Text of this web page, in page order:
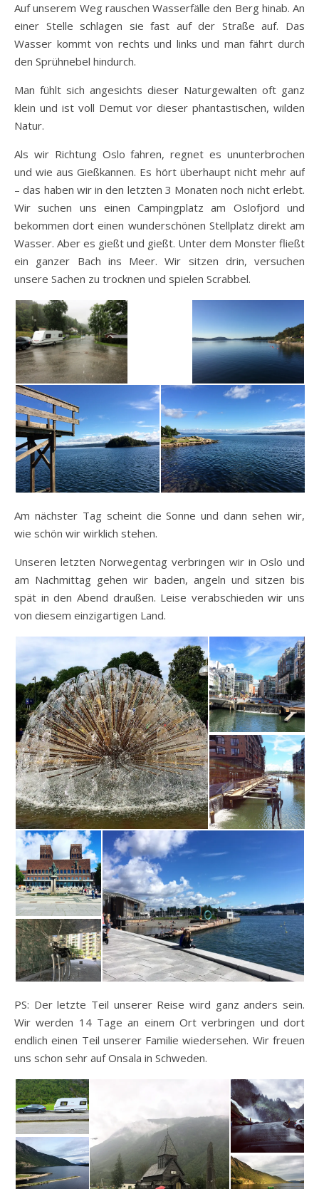
Auf unserem Weg rauschen Wasserfälle den Berg hinab. An
einer Stelle schlagen sie fast auf der Straße auf. Das
Wasser kommt von rechts und links und man fährt durch
den Sprühnebel hindurch.
Man fühlt sich angesichts dieser Naturgewalten oft ganz
klein und ist voll Demut vor dieser phantastischen, wilden
Natur.
Als wir Richtung Oslo fahren, regnet es ununterbrochen
und wie aus Gießkannen. Es hört überhaupt nicht mehr auf
– das haben wir in den letzten 3 Monaten noch nicht erlebt.
Wir suchen uns einen Campingplatz am Oslofjord und
bekommen dort einen wunderschönen Stellplatz direkt am
Wasser. Aber es gießt und gießt. Unter dem Monster fließt
ein ganzer Bach ins Meer. Wir sitzen drin, versuchen
unsere Sachen zu trocknen und spielen Scrabbel.
Am nächster Tag scheint die Sonne und dann sehen wir,
wie schön wir wirklich stehen.
Unseren letzten Norwegentag verbringen wir in Oslo und
am Nachmittag gehen wir baden, angeln und sitzen bis
spät in den Abend draußen. Leise verabschieden wir uns
von diesem einzigartigen Land.
PS: Der letzte Teil unserer Reise wird ganz anders sein.
Wir werden 14 Tage an einem Ort verbringen und dort
endlich einen Teil unserer Familie wiedersehen. Wir freuen
uns schon sehr auf Onsala in Schweden.